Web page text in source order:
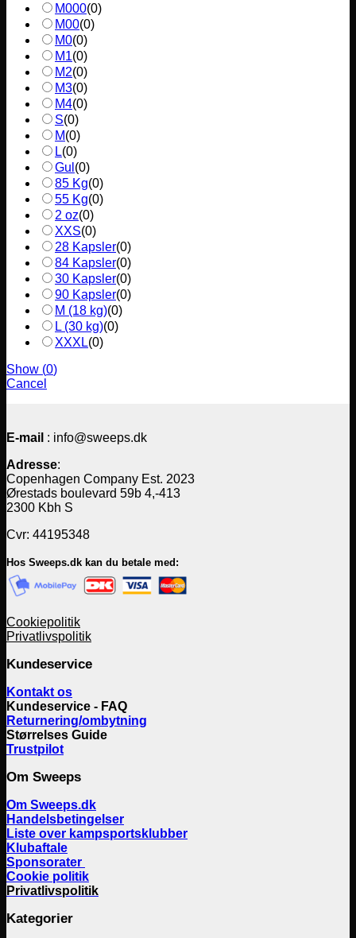
M000(0)
M00(0)
M0(0)
M1(0)
M2(0)
M3(0)
M4(0)
S(0)
M(0)
L(0)
Gul (0)
85 Kg(0)
55 Kg(0)
2 oz(0)
XXS(0)
28 Kapsler(0)
84 Kapsler(0)
30 Kapsler(0)
90 Kapsler(0)
M (18 kg)(0)
L (30 kg)(0)
XXXL(0)
Show (0)
Cancel
E-mail : info@sweeps.dk
Adresse:
Copenhagen Company Est. 2023
Ørestads boulevard 59b 4,-413
2300 Kbh S
Cvr: 44195348
Hos Sweeps.dk kan du betale med:
Cookiepolitik
Privatlivspolitik
Kundeservice
Kontakt os
Kundeservice - FAQ
Returnering/ombytning
Størrelses Guide
Trustpilot
Om Sweeps
Om Sweeps.dk
Handelsbetingelser
Liste over kampsportsklubber
Klubaftale
Sponsorater
Cookie politik
Privatlivspolitik
Kategorier